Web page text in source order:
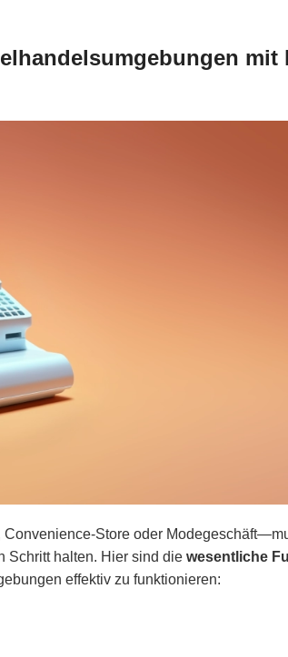
mit
Store oder
Schritt halten. Hier sind die wesentliche
effektiv zu funktionieren: